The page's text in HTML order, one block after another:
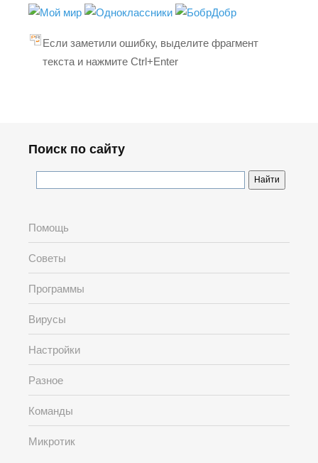
Если заметили ошибку, выделите фрагмент
текста и нажмите Ctrl+Enter
Поиск по сайту
Помощь
Советы
Программы
Вирусы
Настройки
Разное
Команды
Микротик